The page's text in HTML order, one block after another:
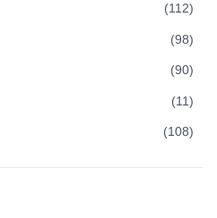
(112)
(98)
(90)
(11)
(108)